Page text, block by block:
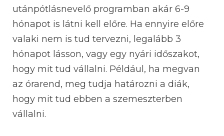
utánpótlásnevelő programban akár 6-9
hónapot is látni kell előre. Ha ennyire előre
valaki nem is tud tervezni, legalább 3
hónapot lásson, vagy egy nyári időszakot,
hogy mit tud vállalni. Például, ha megvan
az órarend, meg tudja határozni a diák,
hogy mit tud ebben a szemeszterben
vállalni.